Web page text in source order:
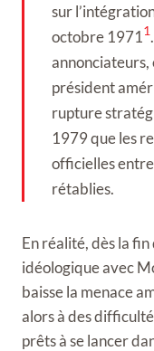
sur
octobre 19711
annonciateurs,
président
rupture
1979 que les
officielles
rétablies.
En réalité, dès la
idéologique avec
baisse la menace
alors à des
prêts à se lancer